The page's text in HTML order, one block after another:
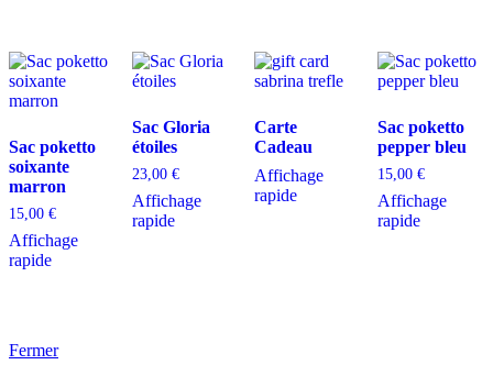
Sac poketto
soixante
marron
15,00 €
Affichage
rapide
Sac Gloria
étoiles
23,00 €
Affichage
rapide
Carte
Cadeau
Affichage
rapide
Sac poketto
pepper bleu
15,00 €
Affichage
rapide
Fermer